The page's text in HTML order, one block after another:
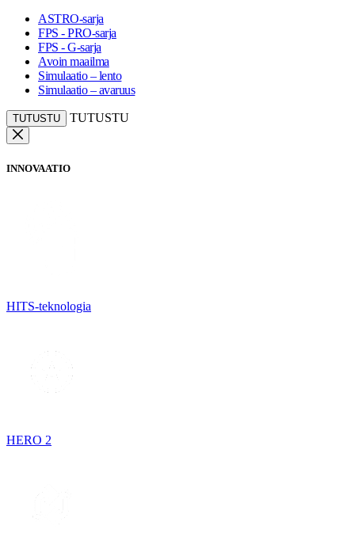
ASTRO-sarja
FPS - PRO-sarja
FPS - G-sarja
Avoin maailma
Simulaatio – lento
Simulaatio – avaruus
TUTUSTU TUTUSTU
INNOVAATIO
HITS-teknologia
HERO 2